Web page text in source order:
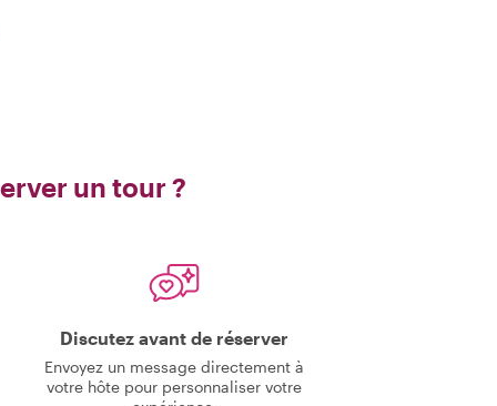
un tour ?
Discutez avant de réserver
Envoyez un message directement à
votre hôte pour personnaliser votre